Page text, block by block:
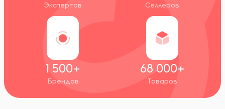
Экспертов Селлеров
1 500+
Брендов
68 000+
Товаров